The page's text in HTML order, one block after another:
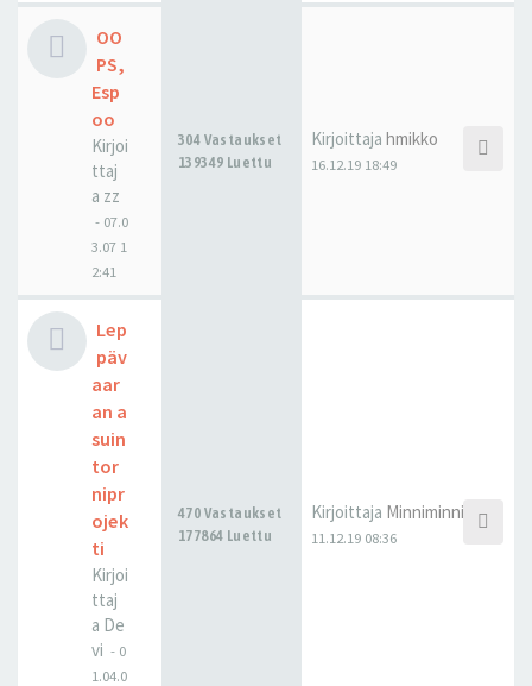
OO
PS,
Esp
oo
Kirjoi
ttaj
a zz
- 07.0
3.07 1
2:41
304 Vastaukset
139349 Luettu
Kirjoittaja hmikko
16.12.19 18:49
Lep
päv
aar
an a
suin
tor
nipr
ojek
ti
Kirjoi
ttaj
a De
vi - 0
1.04.0
470 Vastaukset
177864 Luettu
Kirjoittaja Minniminni
11.12.19 08:36